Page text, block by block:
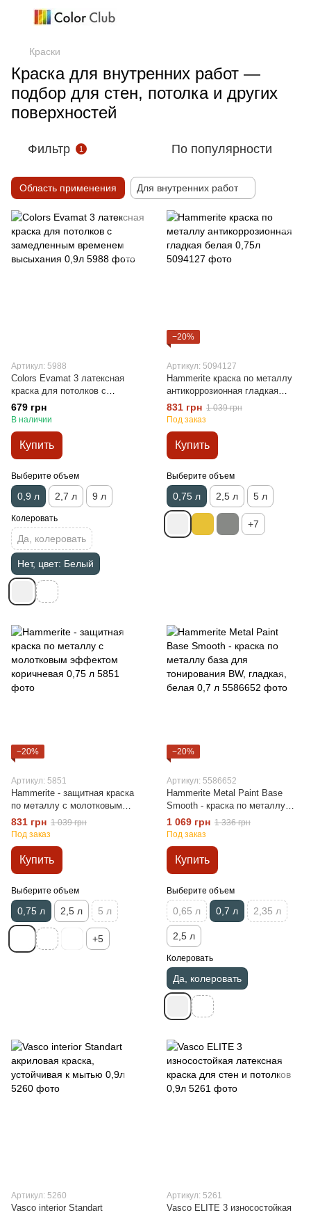
Краски
Краска для внутренних работ —
подбор для стен, потолка и других
поверхностей
Фильтр 1 По популярности
Область применения Для внутренних работ
Артикул: 5988
Colors Evamat 3 латексная
краска для потолков с
замедленным временем
высыхания 0,9л
679 грн
В наличии
Купить
Выберите объем
0,9 л 2,7 л 9 л
Колеровать
Да, колеровать
Нет, цвет: Белый
−20%
Артикул: 5094127
Hammerite краска по металлу
антикоррозионная гладкая
белая 0,75л
831 грн 1 039 грн
Под заказ
Купить
Выберите объем
0,75 л 2,5 л 5 л
+7
−20%
Артикул: 5851
Hammerite - защитная краска
по металлу с молотковым
эффектом коричневая 0,75 л
831 грн 1 039 грн
Под заказ
Купить
Выберите объем
0,75 л 2,5 л 5 л
+5
−20%
Артикул: 5586652
Hammerite Metal Paint Base
Smooth - краска по металлу
база для тонирования BW,
гладкая, белая 0,7 л
1 069 грн 1 336 грн
Под заказ
Купить
Выберите объем
0,65 л 0,7 л 2,35 л
2,5 л
Колеровать
Да, колеровать
Артикул: 5260
Vasco interior Standart
Артикул: 5261
Vasco ELITE 3 износостойкая